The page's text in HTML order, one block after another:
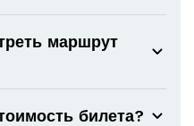
маршрут
билета?